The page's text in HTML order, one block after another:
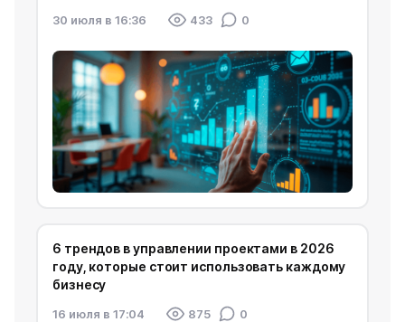
30 июля в 16:36 433 0
6 трендов в управлении проектами в 2026
году, которые стоит использовать каждому
бизнесу
16 июля в 17:04 875 0